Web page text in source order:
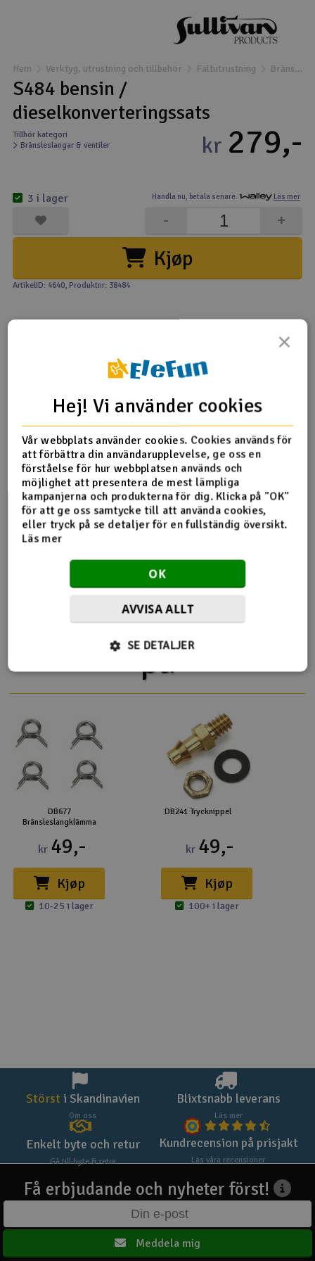
Drönare
Drönare för FPV
Flygplan
Kamerautrustning
Modellbygg- och byggsatser
Modelljärnväg
Radioutrustning
Raketer
Scooter & elfordon
Smarthem, lek och hobby
Solenergi
Presentkort
Hem Verktyg, utrustning och tillbehör Fältutrustning Bränsleslangar & ventiler
S484 bensin /
dieselkonverteringssats
Tillhör kategori
Bränsleslangar & ventiler
Handla nu, betala senare. Läs mer
kr 279,-
Kjøp
+
-
3 i lager
ArtikelID: 4640, Produktnr: 38484
Tipsa en vän Recensioner
Produktinformation
S484 Bensin / Diesel Fuel Tank Conversion Kit
Alla tillbehör som krävs för att använda standard Sullivan
tankar med bensin eller diesel, tillsammans med en kort
bit bensinrör. [Använd inte med Flextanks].
Flera tittade också
på
DB677
Bränsleslangklämma
kr 49,-
Kjøp
10-25 i lager
DB241 Trycknippel
kr 49,-
Kjøp
100+ i lager
Störst i Skandinavien
Om oss
Blixtsnabb leverans
Läs mer
Enkelt byte och retur
Gå till byte & retur
Kundrecension på prisjakt
Läs våra recensioner
Få erbjudande och nyheter först!
Meddela mig
×
Hej! Vi använder cookies
Vår webbplats använder cookies. Cookies används för
att förbättra din användarupplevelse, ge oss en
förståelse för hur webbplatsen används och
möjlighet att presentera de mest lämpliga
kampanjerna och produkterna för dig. Klicka på "OK"
för att ge oss samtycke till att använda cookies,
eller tryck på se detaljer för en fullständig översikt.
Läs mer
OK
AVVISA ALLT
SE DETALJER